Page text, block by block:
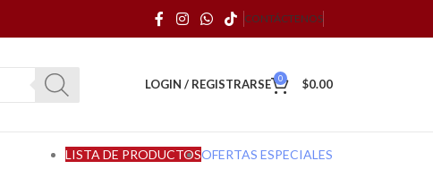
CONTÁCTENOS
LOGIN / REGISTRARSE 0 $0.00
LISTA DE PRODUCTOSOFERTAS ESPECIALES